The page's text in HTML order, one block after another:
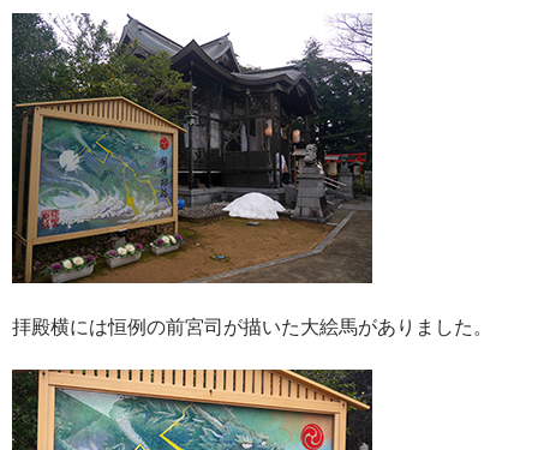
拝殿横には恒例の前宮司が描いた大絵馬がありました。